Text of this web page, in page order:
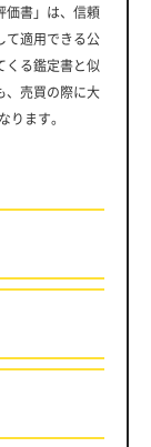
価書」は、信頼
て適用できる公
くる鑑定書と似
、売買の際に大
ります。